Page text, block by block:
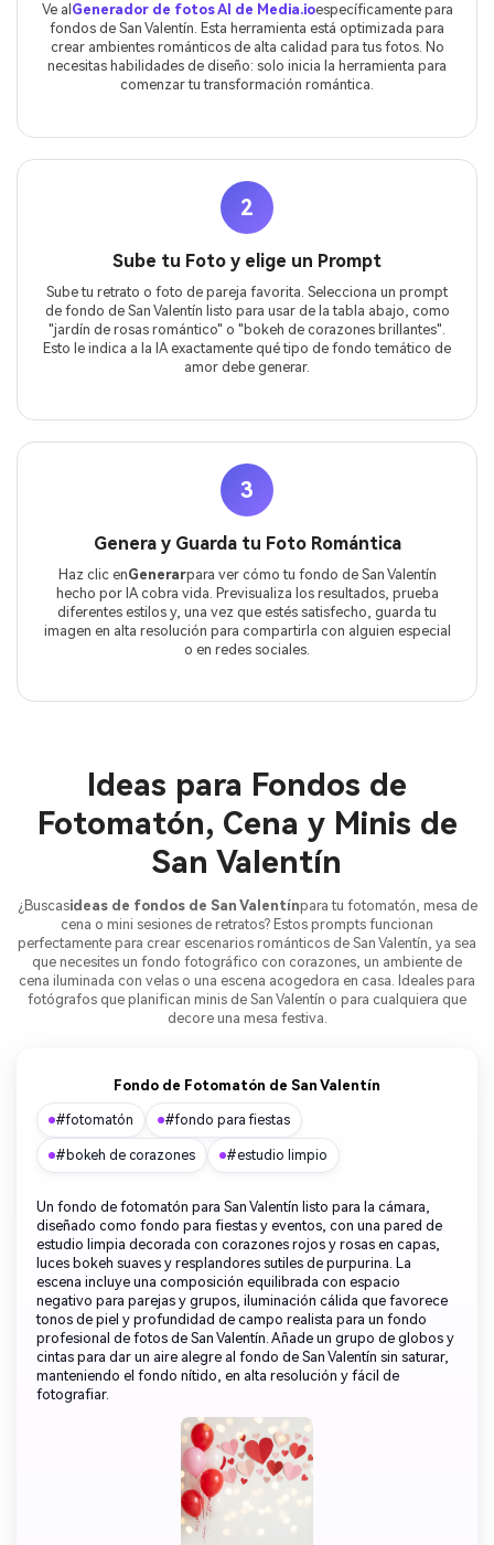
Ve al Generador de fotos AI de Media.ioespecíficamente para
fondos de San Valentín. Esta herramienta está optimizada para
crear ambientes románticos de alta calidad para tus fotos. No
necesitas habilidades de diseño: solo inicia la herramienta para
comenzar tu transformación romántica.
2
Sube tu Foto y elige un Prompt
Sube tu retrato o foto de pareja favorita. Selecciona un prompt
de fondo de San Valentín listo para usar de la tabla abajo, como
"jardín de rosas romántico" o "bokeh de corazones brillantes".
Esto le indica a la IA exactamente qué tipo de fondo temático de
amor debe generar.
3
Genera y Guarda tu Foto Romántica
Haz clic enGenerarpara ver cómo tu fondo de San Valentín
hecho por IA cobra vida. Previsualiza los resultados, prueba
diferentes estilos y, una vez que estés satisfecho, guarda tu
imagen en alta resolución para compartirla con alguien especial
o en redes sociales.
Ideas para Fondos de
Fotomatón, Cena y Minis de
San Valentín
¿Buscasideas de fondos de San Valentínpara tu fotomatón, mesa de
cena o mini sesiones de retratos? Estos prompts funcionan
perfectamente para crear escenarios románticos de San Valentín, ya sea
que necesites un fondo fotográfico con corazones, un ambiente de
cena iluminada con velas o una escena acogedora en casa. Ideales para
fotógrafos que planifican minis de San Valentín o para cualquiera que
decore una mesa festiva.
Fondo de Fotomatón de San Valentín
#fotomatón #fondo para fiestas
#bokeh de corazones #estudio limpio
Un fondo de fotomatón para San Valentín listo para la cámara,
diseñado como fondo para fiestas y eventos, con una pared de
estudio limpia decorada con corazones rojos y rosas en capas,
luces bokeh suaves y resplandores sutiles de purpurina. La
escena incluye una composición equilibrada con espacio
negativo para parejas y grupos, iluminación cálida que favorece
tonos de piel y profundidad de campo realista para un fondo
profesional de fotos de San Valentín. Añade un grupo de globos y
cintas para dar un aire alegre al fondo de San Valentín sin saturar,
manteniendo el fondo nítido, en alta resolución y fácil de
fotografiar.